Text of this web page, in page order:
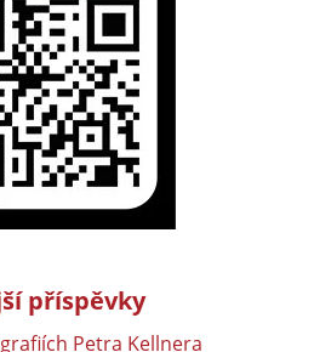
příspěvky
Petra Kellnera